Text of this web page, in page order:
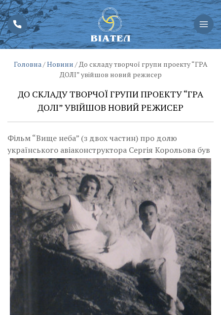
Головна /Новини / До складу творчої групи проекту “ГРА
ДОЛІ” увійшов новий режисер
ДО СКЛАДУ ТВОРЧОЇ ГРУПИ ПРОЕКТУ “ГРА
ДОЛІ” УВІЙШОВ НОВИЙ РЕЖИСЕР
Фільм “Вище неба” (з двох частин) про долю
українського авіаконструктора Сергія Корольова був